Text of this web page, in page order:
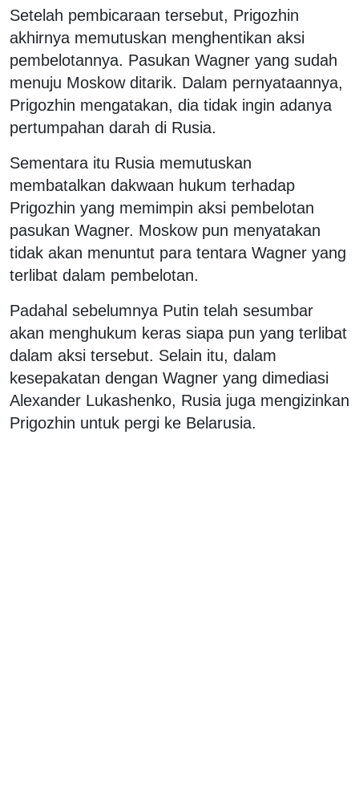
Setelah pembicaraan tersebut, Prigozhin
akhirnya memutuskan menghentikan aksi
pembelotannya. Pasukan Wagner yang sudah
menuju Moskow ditarik. Dalam pernyataannya,
Prigozhin mengatakan, dia tidak ingin adanya
pertumpahan darah di Rusia.
Sementara itu Rusia memutuskan
membatalkan dakwaan hukum terhadap
Prigozhin yang memimpin aksi pembelotan
pasukan Wagner. Moskow pun menyatakan
tidak akan menuntut para tentara Wagner yang
terlibat dalam pembelotan.
Padahal sebelumnya Putin telah sesumbar
akan menghukum keras siapa pun yang terlibat
dalam aksi tersebut. Selain itu, dalam
kesepakatan dengan Wagner yang dimediasi
Alexander Lukashenko, Rusia juga mengizinkan
Prigozhin untuk pergi ke Belarusia.